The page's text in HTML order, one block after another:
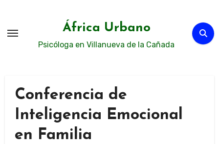
contenido
África Urbano
Psicóloga en Villanueva de la Cañada
Conferencia de
Inteligencia Emocional
en Familia